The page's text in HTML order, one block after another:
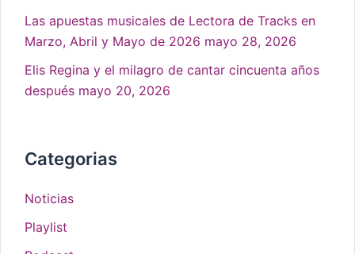
Las apuestas musicales de Lectora de Tracks en
Marzo, Abril y Mayo de 2026 mayo 28, 2026
Elis Regina y el milagro de cantar cincuenta años
después mayo 20, 2026
Categorias
Noticias
Playlist